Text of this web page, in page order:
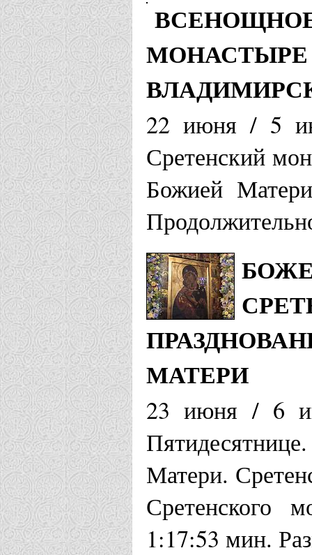
МОНАСТЫРЕ
22 июня / 5
Сретенский
Божией
МАТЕРИ
23 июня / 6
Матери.
Сретенского
1:17:53 мин.